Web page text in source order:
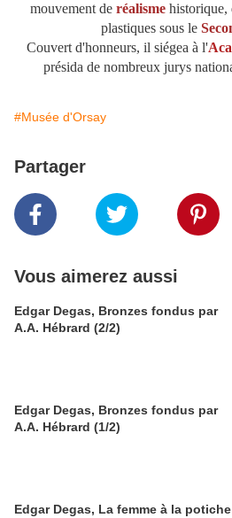
mouvement de réalisme historique,
plastiques sous le
Couvert d'honneurs, il siégea à l'
présida de nombreux jurys
#Musée d'Orsay
Partager
Vous aimerez aussi
Edgar Degas, Bronzes fondus par
A.A. Hébrard (2/2)
Edgar Degas, Bronzes fondus par
A.A. Hébrard (1/2)
Edgar Degas, La femme à la potiche